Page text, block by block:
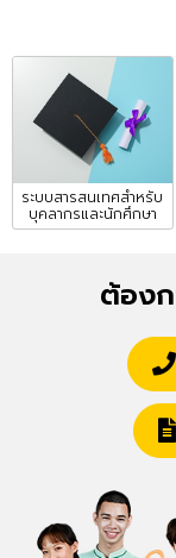
ระบบสารสนเทศสำหรับ
บุคลากรและนักศึกษา
ต้อง